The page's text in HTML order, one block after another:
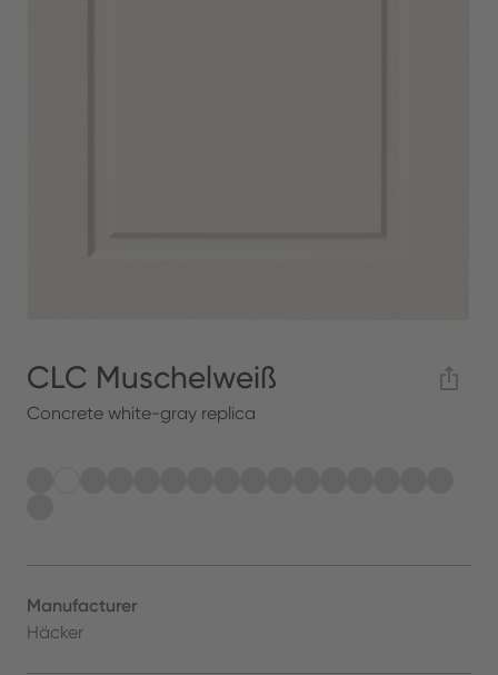
CLC Muschelweiß
Concrete white-gray replica
Manufacturer
Häcker